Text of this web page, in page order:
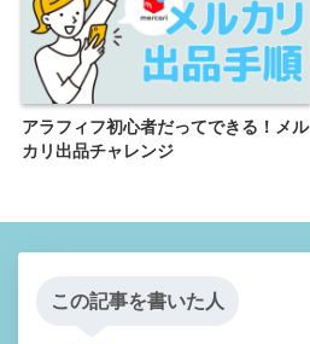
アラフィフ初心者だってできる！メル
カリ出品チャレンジ
この記事を書いた人